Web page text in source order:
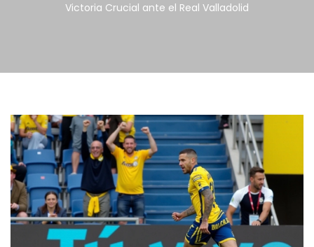
Victoria Crucial ante el Real Valladolid